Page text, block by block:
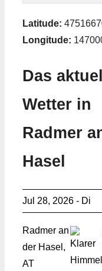
Latitude:
Longitude:
Das
Wetter in
Radmer
Hasel
Jul 28, 2026 - Di
Radmer an
der Hasel,
AT